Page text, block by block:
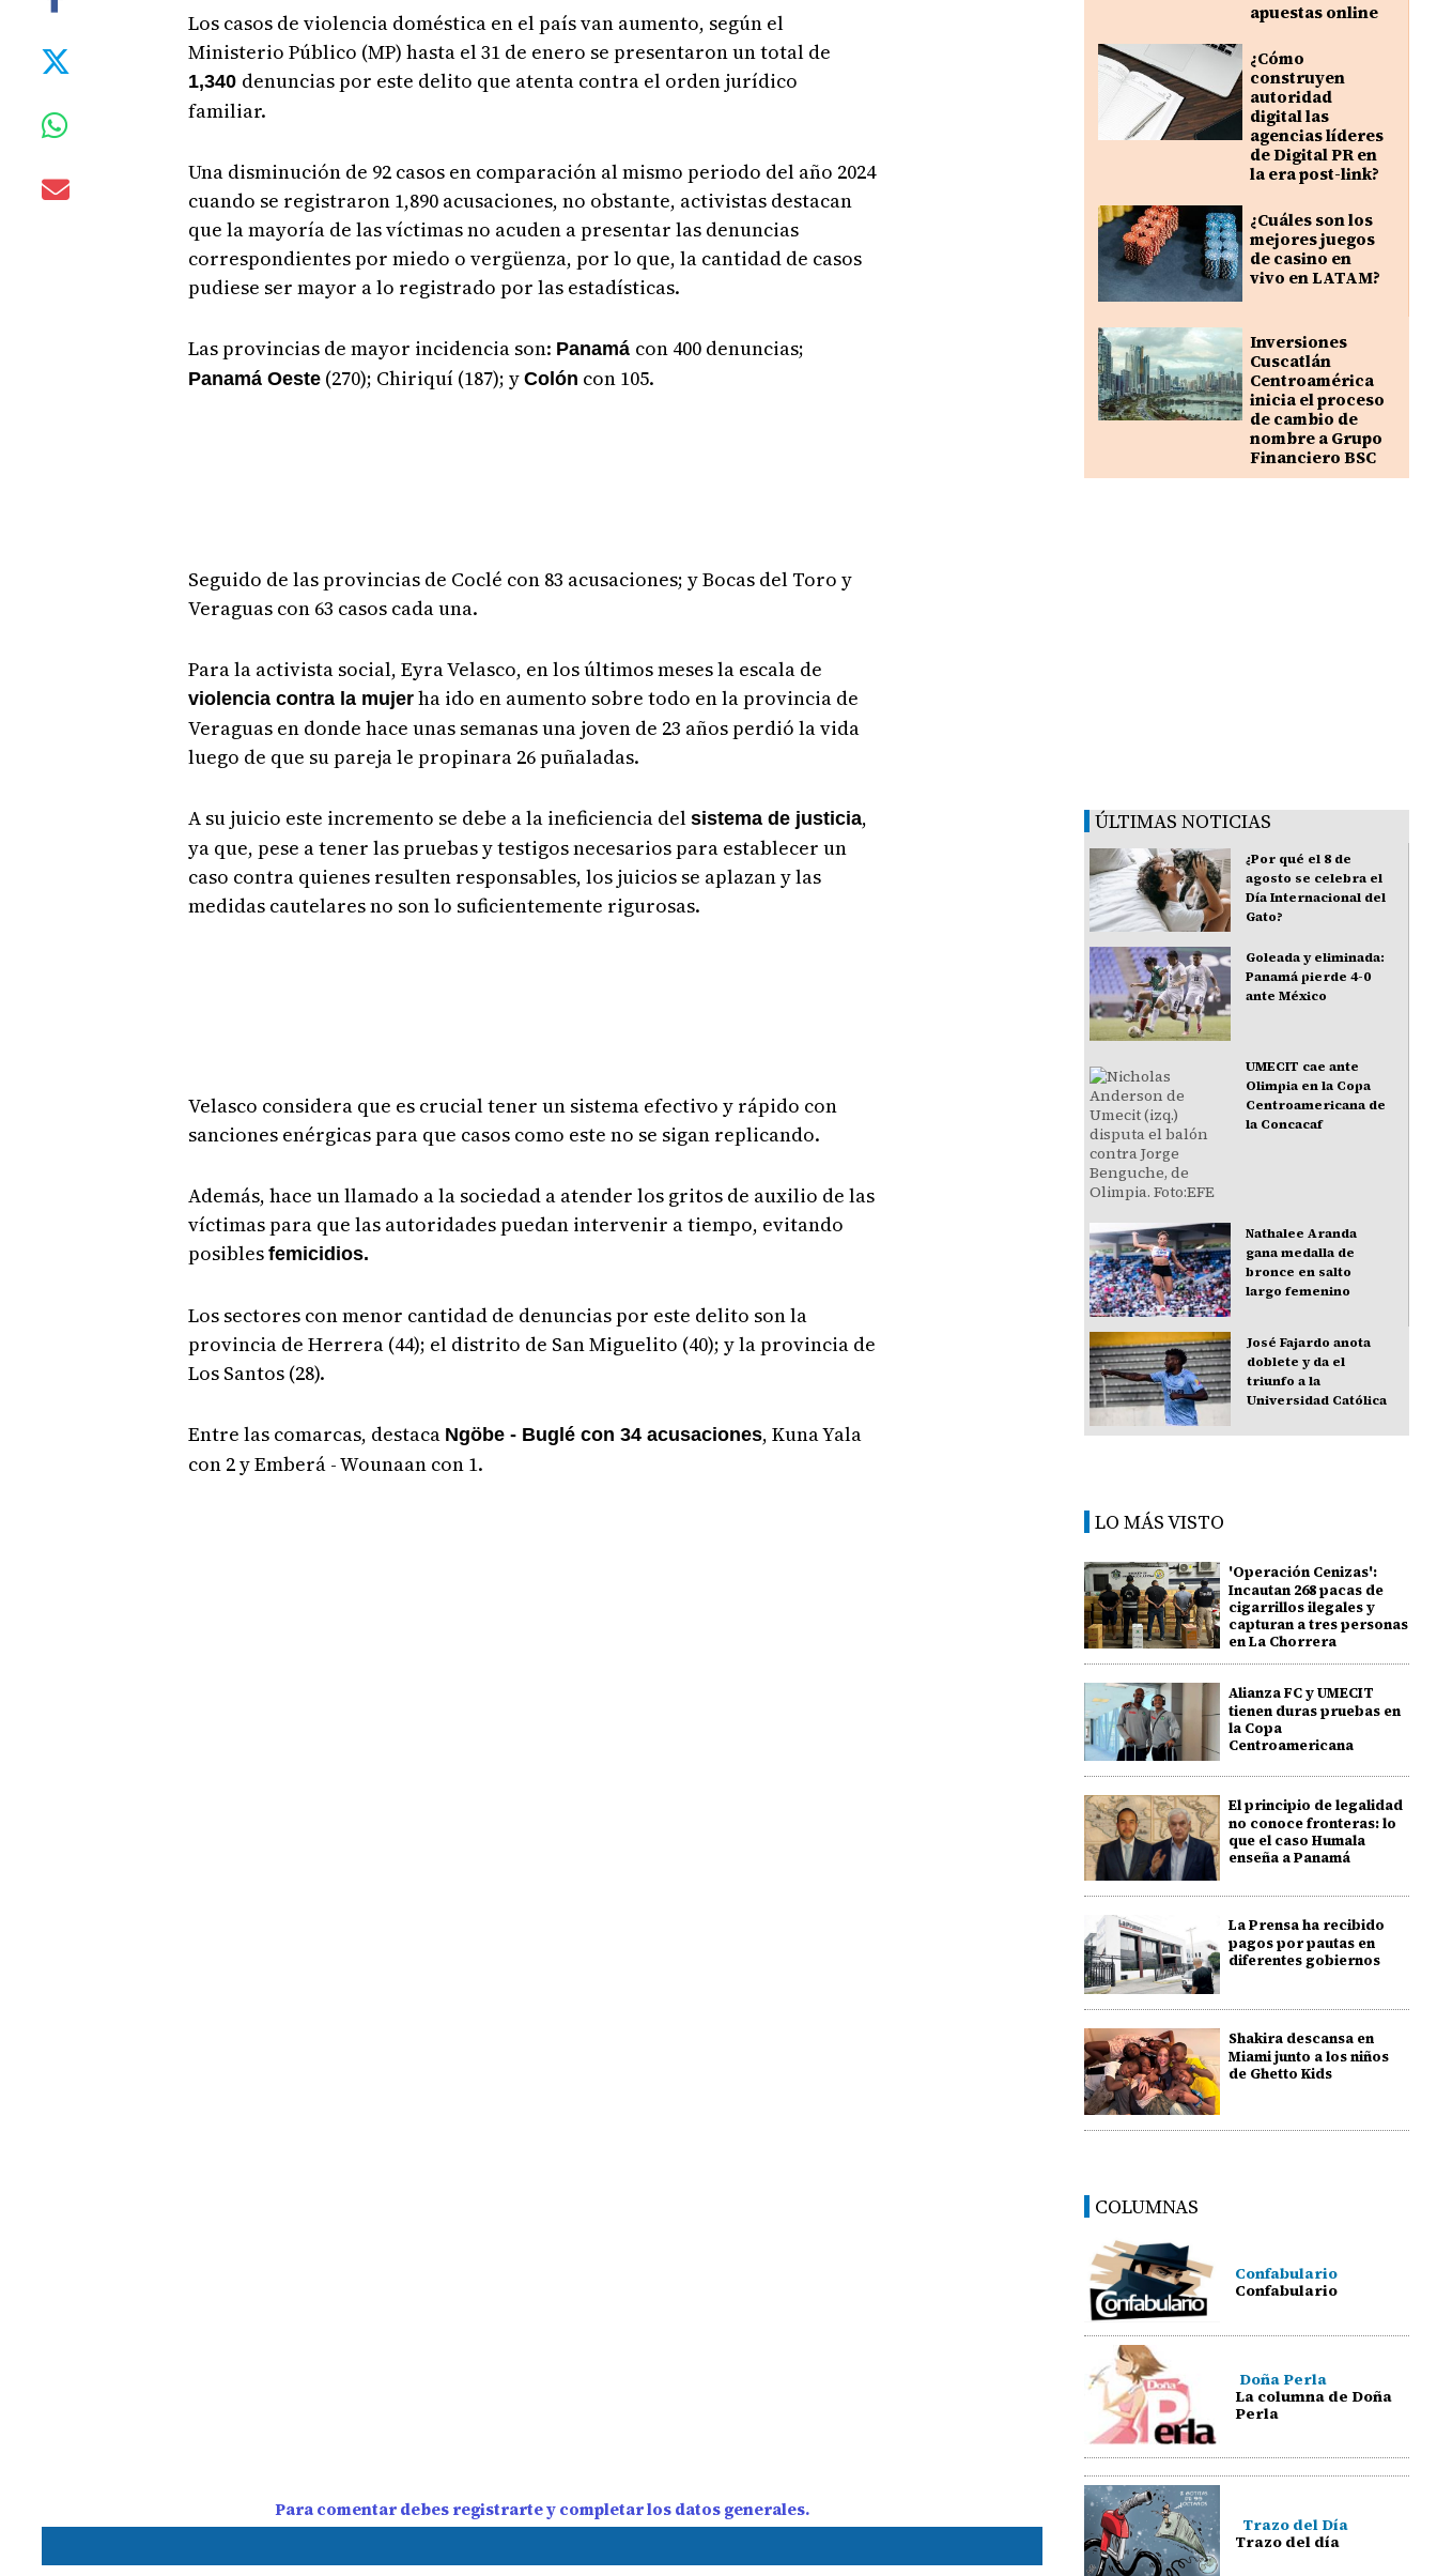
Los casos de violencia doméstica en el país van aumento, según el
Ministerio Público (MP) hasta el 31 de enero se presentaron un total de
1,340 denuncias por este delito que atenta contra el orden jurídico
familiar.
Una disminución de 92 casos en comparación al mismo periodo del año 2024
cuando se registraron 1,890 acusaciones, no obstante, activistas destacan
que la mayoría de las víctimas no acuden a presentar las denuncias
correspondientes por miedo o vergüenza, por lo que, la cantidad de casos
pudiese ser mayor a lo registrado por las estadísticas.
Las provincias de mayor incidencia son: Panamá con 400 denuncias;
Panamá Oeste(270); Chiriquí (187); y Colón con 105.
Seguido de las provincias de Coclé con 83 acusaciones; y Bocas del Toro y
Veraguas con 63 casos cada una.
Para la activista social, Eyra Velasco, en los últimos meses la escala de
violencia contra la mujerha ido en aumento sobre todo en la provincia de
Veraguas en donde hace unas semanas una joven de 23 años perdió la vida
luego de que su pareja le propinara 26 puñaladas.
A su juicio este incremento se debe a la ineficiencia del sistema de justicia,
ya que, pese a tener las pruebas y testigos necesarios para establecer un
caso contra quienes resulten responsables, los juicios se aplazan y las
medidas cautelares no son lo suficientemente rigurosas.
Velasco considera que es crucial tener un sistema efectivo y rápido con
sanciones enérgicas para que casos como este no se sigan replicando.
Además, hace un llamado a la sociedad a atender los gritos de auxilio de las
víctimas para que las autoridades puedan intervenir a tiempo, evitando
posibles femicidios.
Los sectores con menor cantidad de denuncias por este delito son la
provincia de Herrera (44); el distrito de San Miguelito (40); y la provincia de
Los Santos (28).
Entre las comarcas, destaca Ngöbe - Buglé con 34 acusaciones, Kuna Yala
con 2 y Emberá - Wounaan con 1.
Para comentar debes registrarte y completar los datos generales.
apuestas online
¿Cómo
construyen
autoridad
digital las
agencias líderes
de Digital PR en
la era post-link?
¿Cuáles son los
mejores juegos
de casino en
vivo en LATAM?
Inversiones
Cuscatlán
Centroamérica
inicia el proceso
de cambio de
nombre a Grupo
Financiero BSC
ÚLTIMAS NOTICIAS
¿Por qué el 8 de
agosto se celebra el
Día Internacional del
Gato?
Goleada y eliminada:
Panamá pierde 4-0
ante México
UMECIT cae ante
Olimpia en la Copa
Centroamericana de
la Concacaf
Nathalee Aranda
gana medalla de
bronce en salto
largo femenino
José Fajardo anota
doblete y da el
triunfo a la
Universidad Católica
LO MÁS VISTO
'Operación Cenizas':
Incautan 268 pacas de
cigarrillos ilegales y
capturan a tres personas
en La Chorrera
Alianza FC y UMECIT
tienen duras pruebas en
la Copa
Centroamericana
El principio de legalidad
no conoce fronteras: lo
que el caso Humala
enseña a Panamá
La Prensa ha recibido
pagos por pautas en
diferentes gobiernos
Shakira descansa en
Miami junto a los niños
de Ghetto Kids
COLUMNAS
Confabulario
Confabulario
Doña Perla
La columna de Doña
Perla
Trazo del Día
Trazo del día